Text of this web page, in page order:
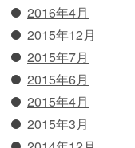
2016年4月
2015年12月
2015年7月
2015年6月
2015年4月
2015年3月